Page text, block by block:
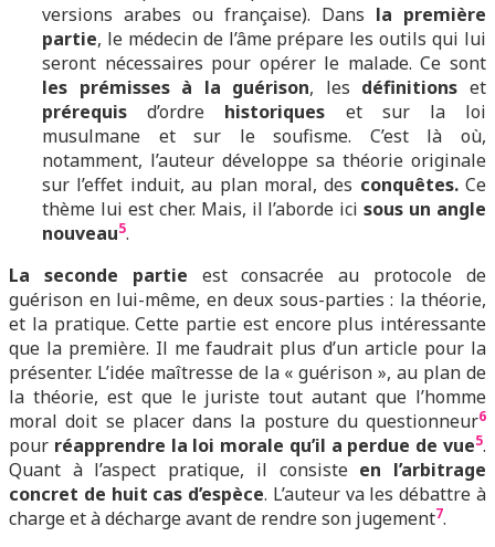
versions arabes ou française). Dans la première
partie, le médecin de l’âme prépare les outils qui lui
seront nécessaires pour opérer le malade. Ce sont
les prémisses à la guérison, les définitions et
prérequis d’ordre historiques et sur la loi
musulmane et sur le soufisme. C’est là où,
notamment, l’auteur développe sa théorie originale
sur l’effet induit, au plan moral, des conquêtes.Ce
thème lui est cher. Mais, il l’aborde icisous un angle
nouveau5.
La seconde partie est consacrée au protocole de
guérison en lui-même, en deux sous-parties : la théorie,
et la pratique. Cette partie est encore plus intéressante
que la première. Il me faudrait plus d’un article pour la
présenter. L’idée maîtresse de la « guérison », au plan de
la théorie, est que le juriste tout autant que l’homme
moral doit se placer dans la posture du questionneur6
pour réapprendre la loi morale qu’il a perdue de vue5.
Quant à l’aspect pratique, il consiste en l’arbitrage
concret de huit cas d’espèce. L’auteur va les débattre à
charge et à décharge avant de rendre son jugement7.